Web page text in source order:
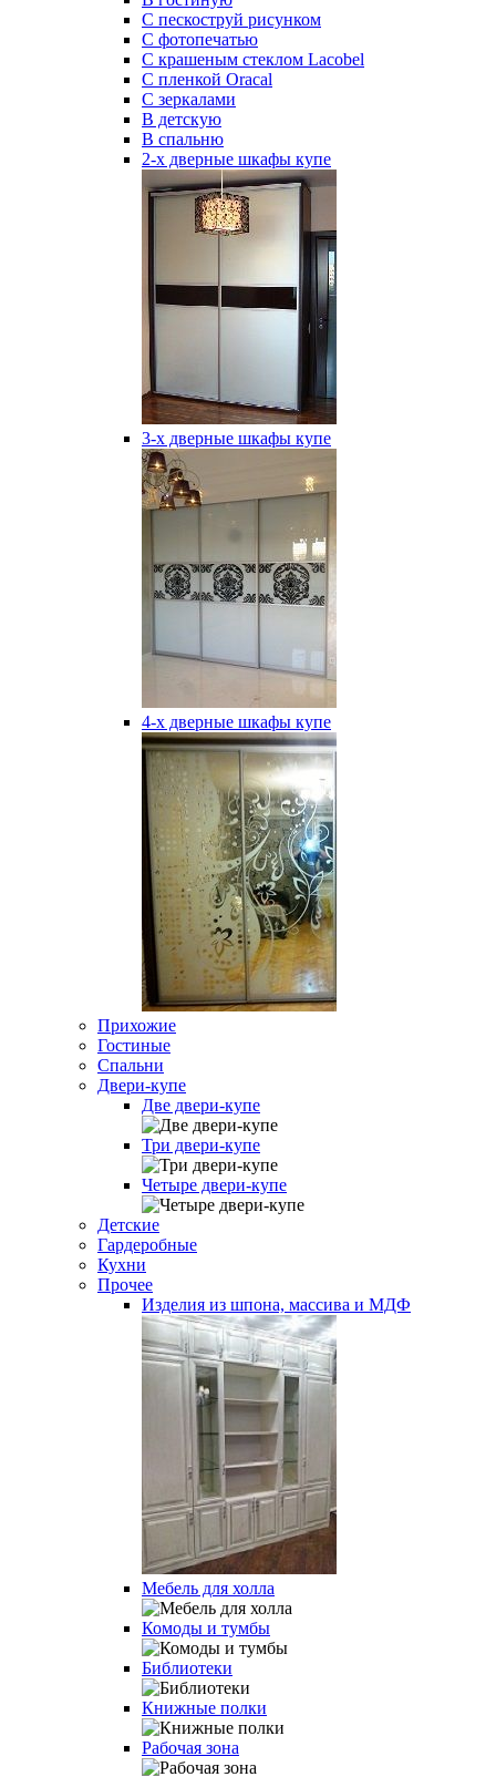
С пескоструй рисунком
С фотопечатью
С крашеным стеклом Lacobel
С пленкой Oracal
С зеркалами
В детскую
В спальню
2-х дверные шкафы купе
3-х дверные шкафы купе
4-х дверные шкафы купе
Прихожие
Гостиные
Спальни
Двери-купе
Две двери-купе
Три двери-купе
Четыре двери-купе
Детские
Гардеробные
Кухни
Прочее
Изделия из шпона, массива и МДФ
Мебель для холла
Комоды и тумбы
Библиотеки
Книжные полки
Рабочая зона